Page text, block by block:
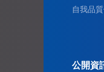
自我品
公開資